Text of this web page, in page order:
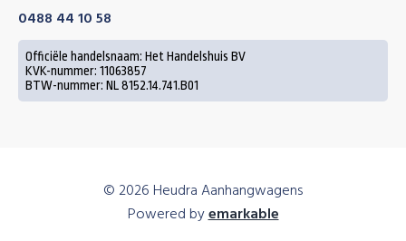
0488 44 10 58
Officiële handelsnaam: Het Handelshuis BV
KVK-nummer: 11063857
BTW-nummer: NL 8152.14.741.B01
© 2026 Heudra Aanhangwagens
Powered byemarkable